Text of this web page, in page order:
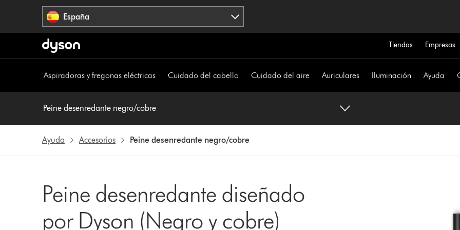
España
Tiendas Empresas
Aspiradoras y fregonas eléctricas Cuidado del cabello Cuidado del aire Auriculares Iluminación Ayuda
Peine desenredante negro/cobre
Ayuda Accesorios Peine desenredante negro/cobre
Peine desenredante diseñado
por Dyson (Negro y cobre)